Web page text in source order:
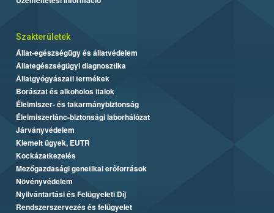
Szakterületek
Állat-egészségügy és állatvédelem
Állategészségügyi diagnosztika
Állatgyógyászati termékek
Borászat és alkoholos italok
Élelmiszer- és takarmánybiztonság
Élelmiszerlánc-biztonsági laborhálózat
Járványvédelem
Kiemelt ügyek, EUTR
Kockázatkezelés
Mezőgazdasági genetikai erőforrások
Növényvédelem
Nyilvántartási és Felügyeleti Díj
Rendszerszervezés és felügyelet